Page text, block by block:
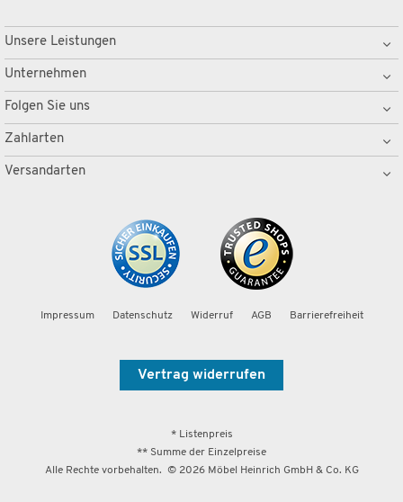
Unsere Leistungen
Unternehmen
Folgen Sie uns
Zahlarten
Versandarten
Impressum Datenschutz Widerruf AGB Barrierefreiheit
Vertrag widerrufen
* Listenpreis
** Summe der Einzelpreise
Alle Rechte vorbehalten. © 2026Möbel Heinrich GmbH & Co. KG